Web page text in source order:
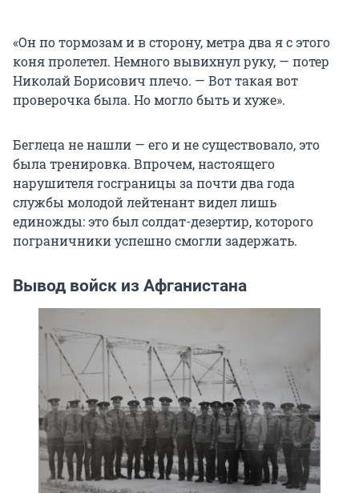
«Он по тормозам и в сторону, метра два я с этого
коня пролетел. Немного вывихнул руку, — потер
Николай Борисович плечо. — Вот такая вот
проверочка была. Но могло быть и хуже».
Беглеца не нашли — его и не существовало, это
была тренировка. Впрочем, настоящего
нарушителя госграницы за почти два года
службы молодой лейтенант видел лишь
единожды: это был солдат-дезертир, которого
пограничники успешно смогли задержать.
Вывод войск из Афганистана